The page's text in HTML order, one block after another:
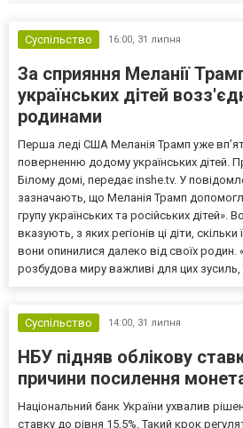
Суспільство 16:00, 31 липня
За сприяння Меланії
українських дітей
родинами
Перша леді США Меланія Трамп уже
поверненню додому українських дітей.
Білому домі, передає inshe.tv. У
зазначають, що Меланія Трамп
групу українських та російських дітей».
вказують, з яких регіонів ці діти, скільки
вони опинилися далеко від своїх родин.
розбудова миру важливі для цих зусиль,
Суспільство 14:00, 31 липня
НБУ підняв облікову
причини посилення
Національний банк України ухвалив
ставку до рівня 15,5%. Такий крок